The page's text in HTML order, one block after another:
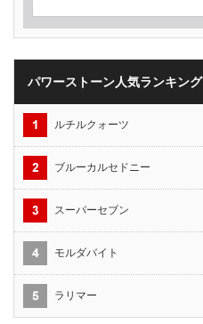
パワーストーン人気ランキング
ルチルクォーツ
ブルーカルセドニー
スーパーセブン
モルダバイト
ラリマー